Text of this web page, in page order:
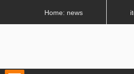
Home: news